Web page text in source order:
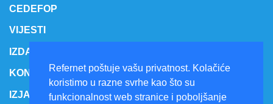
Refernet poštuje vašu privatnost. Kolačiće
koristimo u razne svrhe kao što su
funkcionalnost web stranice i poboljšanje
CEDEFOP
VIJESTI
IZDANJA
KONTAKT
IZJAVA O PRISTUPAČNOSTI